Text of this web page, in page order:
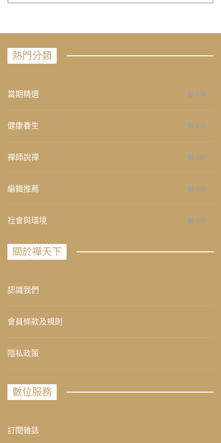
熱門分類
當期精選 658
健康養生 276
禪師說禪 267
編輯推薦 236
社會與環境 235
關於禪天下
認識我們
會員條款及規則
隱私政策
數位服務
訂閱雜誌